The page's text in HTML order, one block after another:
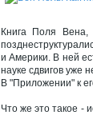
Книга Поля Вена,
и Америки. В ней
науке сдвигов уже
В "Приложении" к
Что же это такое -